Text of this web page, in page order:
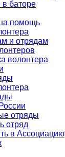
баторе
помощь
и отрядам
волонтера
отряды
отряд
в Ассоциацию